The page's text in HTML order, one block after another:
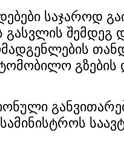
საჯაროდ
გასვლის შემდეგ
გზების